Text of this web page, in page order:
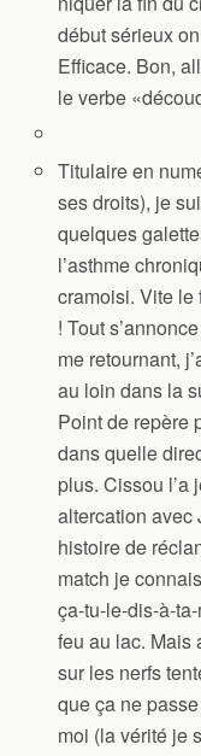
début sérieux
Efficace. Bon,
le verbe
Titulaire en
ses droits), je
quelques
l’asthme
cramoisi. Vite le
! Tout
me retournant,
au loin dans la
Point de repère
dans quelle
plus. Cissou l’a
altercation avec
histoire de
match je
ça-tu-le-dis-à-
feu au lac.
sur les nerfs
que ça ne
moi (la vérité je